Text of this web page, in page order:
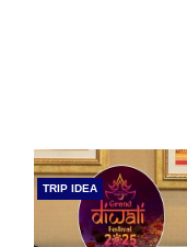
TRIP IDEA